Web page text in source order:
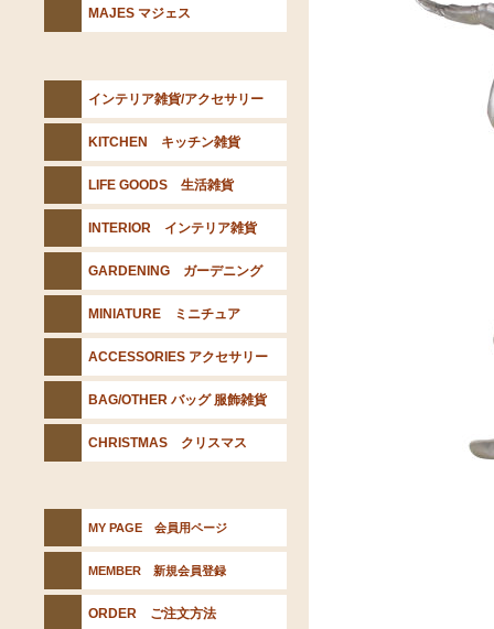
MAJES マジェス
インテリア雑貨/アクセサリー
KITCHEN キッチン雑貨
LIFE GOODS 生活雑貨
INTERIOR インテリア雑貨
GARDENING ガーデニング
MINIATURE ミニチュア
ACCESSORIES アクセサリー
BAG/OTHER バッグ 服飾雑貨
CHRISTMAS クリスマス
MY PAGE 会員用ページ
MEMBER 新規会員登録
ORDER ご注文方法